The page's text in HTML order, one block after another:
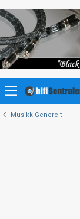
Musikk Generelt